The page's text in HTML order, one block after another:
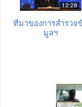
ที่มาของการสำรวจ
มูลฯ